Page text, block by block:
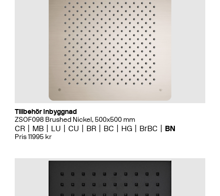
Tillbehör Inbyggnad
ZSOF098 Brushed Nickel, 500x500 mm
CR MB LU CU BR BC HG BrBC BN
Pris 11995 kr